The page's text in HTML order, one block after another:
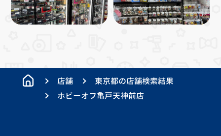
店舗
東京都の店舗検索結果
ホビーオフ亀戸天神前店